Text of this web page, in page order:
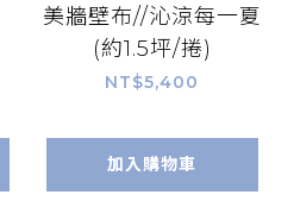
美牆壁布//沁涼每一夏
(約1.5坪/捲)
NT$5,400
加入購物車